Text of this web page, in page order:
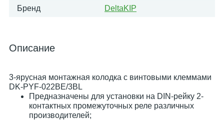
Бренд DeltaKIP
Описание
3-ярусная монтажная колодка с винтовыми клеммами
DK-PYF-022BE/3BL
Предназначены для установки на DIN-рейку 2-
контактных промежуточных реле различных
производителей;